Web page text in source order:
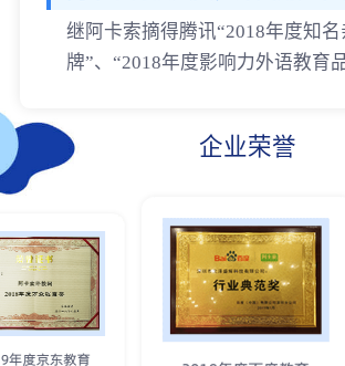
继阿卡索摘得腾讯“2018年度知
牌”、“2018年度影响力外语教育
企业荣誉